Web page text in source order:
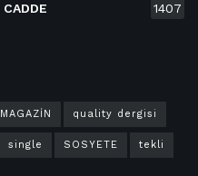
CADDE 1407
MAGAZİN quality dergisi
single SOSYETE tekli